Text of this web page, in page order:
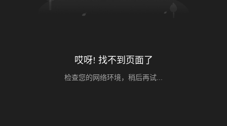
哎呀! 找不到页面了
检查您的网络环境，稍后再试...